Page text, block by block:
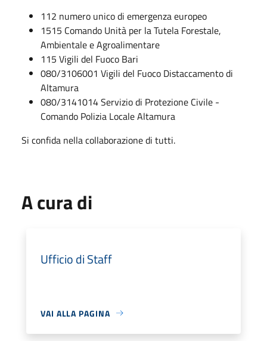
112 numero unico di emergenza europeo
1515 Comando Unità per la Tutela Forestale,
Ambientale e Agroalimentare
115 Vigili del Fuoco Bari
080/3106001 Vigili del Fuoco Distaccamento di
Altamura
080/3141014 Servizio di Protezione Civile -
Comando Polizia Locale Altamura
Si confida nella collaborazione di tutti.
A cura di
Ufficio di Staff
VAI ALLA PAGINA